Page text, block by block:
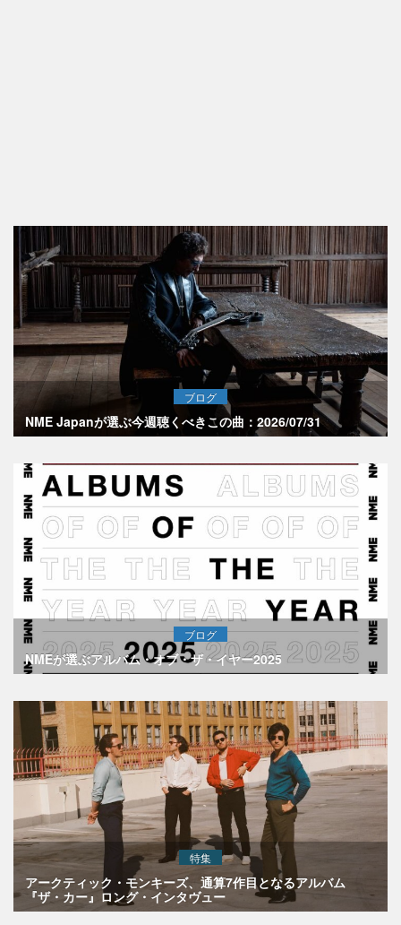
ブログ
NME Japanが選ぶ今週聴くべきこの曲：2026/07/31
ブログ
NMEが選ぶアルバム・オブ・ザ・イヤー2025
特集
アークティック・モンキーズ、通算7作目となるアルバム
『ザ・カー』ロング・インタヴュー